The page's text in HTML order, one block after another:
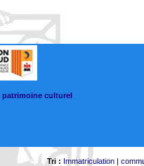
patrimoine culturel
Tri : Immatriculation|